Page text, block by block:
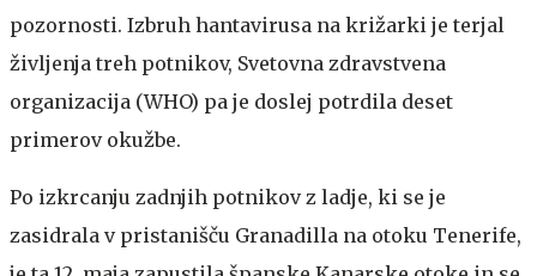
pozornosti. Izbruh hantavirusa na križarki je terjal
življenja treh potnikov, Svetovna zdravstvena
organizacija (WHO) pa je doslej potrdila deset
primerov okužbe.
Po izkrcanju zadnjih potnikov z ladje, ki se je
zasidrala v pristanišču Granadilla na otoku Tenerife,